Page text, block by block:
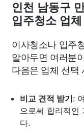
인천 남동구
입주청소 업
이사청소나 입주
알아두면 여러분
다음은 업체 선택
비교 견적 받기:
으로써 합리적인
다.